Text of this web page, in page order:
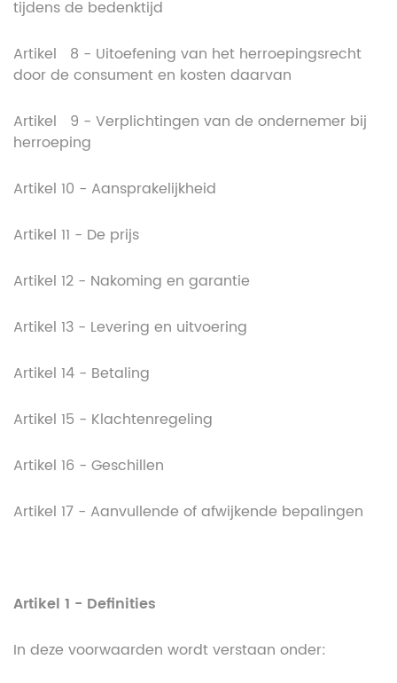
tijdens de bedenktijd
Artikel 8 - Uitoefening van het herroepingsrecht
door de consument en kosten daarvan
Artikel 9 - Verplichtingen van de ondernemer bij
herroeping
Artikel 10 - Aansprakelijkheid
Artikel 11 - De prijs
Artikel 12 - Nakoming en garantie
Artikel 13 - Levering en uitvoering
Artikel 14 - Betaling
Artikel 15 - Klachtenregeling
Artikel 16 - Geschillen
Artikel 17 - Aanvullende of afwijkende bepalingen
Artikel 1 - Definities
In deze voorwaarden wordt verstaan onder: